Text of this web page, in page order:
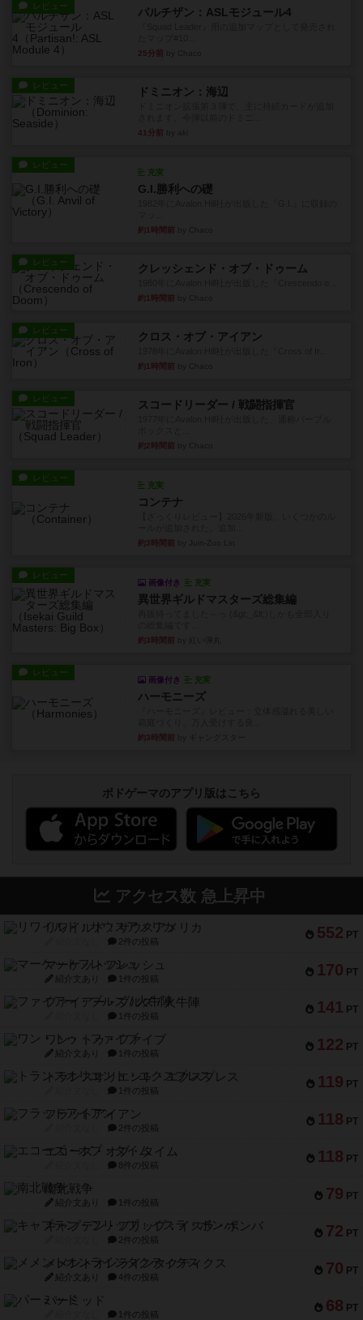
レビュー パルチザン：ASLモジュール4
25分前
レビュー ドミニオン：海辺
41分前
レビュー
充実
G.I.勝利への礎
約1時間前
レビュー クレッシェンド・オブ・ドゥーム
約1時間前
レビュー クロス・オブ・アイアン
約1時間前
レビュー スコードリーダー / 戦闘指揮官
約2時間前
レビュー
充実
コンテナ
約3時間前
レビュー
画像付き 充実
異世界ギルドマスターズ総集編
約3時間前
レビュー
画像付き 充実
ハーモニーズ
約3時間前
ボドゲーマのアプリ版はこちら
アクセス数 急上昇中
552 PT
リワイルド：サウスアメリカ
2件の投稿
170 PT
マーケットフレッシュ
紹介文あり 1件の投稿
141 PT
ファイアー・ブルズ / 火牛陣
1件の投稿
122 PT
ワン・トゥ・ファイブ
紹介文あり 1件の投稿
119 PT
トランスオリエント・エクスプレス
1件の投稿
118 PT
フラットアイアン
2件の投稿
118 PT
エコーズ・オブ・タイム
8件の投稿
79 PT
南北戦争
紹介文あり 1件の投稿
72 PT
キャプテン・フリップ：イスラ・ボンバ
2件の投稿
70 PT
メメントオンラインタクティクス
紹介文あり 4件の投稿
68 PT
パーミッド
1件の投稿